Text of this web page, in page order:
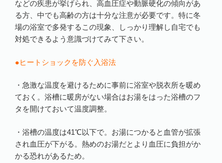
などの疾患が挙げられ、高血圧症や動脈硬化の傾向があ
る方、中でも高齢の方は十分な注意が必要です。特に冬
場の浴室で多発するこの現象、しっかり理解し自宅でも
対処できるよう意識づけてみて下さい。
●ヒートショックを防ぐ入浴法
・急激な温度を避けるために事前に浴室や脱衣所を暖め
ておく。浴槽に暖房がない場合はお湯をはった浴槽のフ
タを開けておいて温度調整。
・浴槽の温度は41℃以下で。お湯につかると血管が拡張
され血圧が下がる。熱めのお湯だとより血圧に負担がか
かる恐れがあるため。